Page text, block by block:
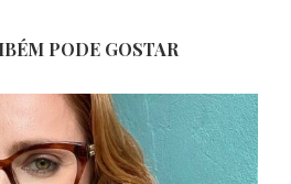
PODE GOSTAR